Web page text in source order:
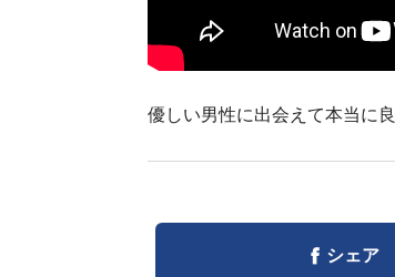
優しい男性に出会えて本当に
Facebook
シェア